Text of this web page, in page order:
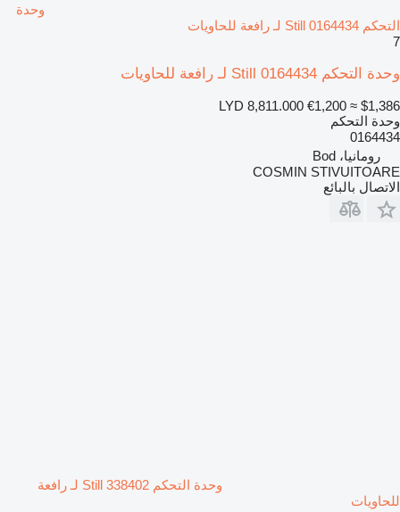
وحدة
التحكم Still 0164434 لـ رافعة للحاويات
7
وحدة التحكم Still 0164434 لـ رافعة للحاويات
LYD 8,811.000 €1,200 ≈ $1,386
وحدة التحكم
0164434
رومانيا، Bod
COSMIN STIVUITOARE
الاتصال بالبائع
وحدة التحكم Still 338402 لـ رافعة
للحاويات